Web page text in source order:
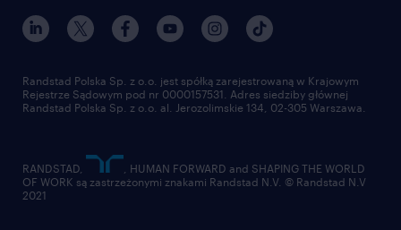
Randstad Polska Sp. z o.o. jest spółką zarejestrowaną w Krajowym
Rejestrze Sądowym pod nr 0000157531. Adres siedziby głównej
Randstad Polska Sp. z o.o. al. Jerozolimskie 134, 02-305 Warszawa.
RANDSTAD,
, HUMAN FORWARD and SHAPING THE WORLD
OF WORK są zastrzeżonymi znakami Randstad N.V. © Randstad N.V
2021